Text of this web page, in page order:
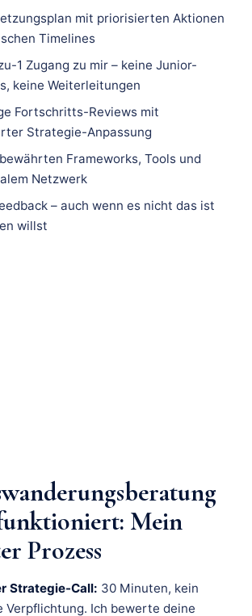
mit priorisierten Aktionen
Timelines
1 Zugang zu mir – keine Junior-
keine Weiterleitungen
Fortschritts-Reviews mit
Strategie-Anpassung
Frameworks, Tools und
Netzwerk
– auch wenn es nicht das ist
willst
Mein
Prozess
Strategie-Call: 30 Minuten, kein
Verpflichtung. Ich bewerte deine